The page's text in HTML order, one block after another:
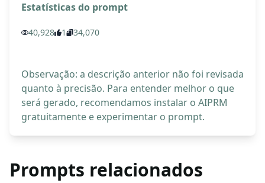
Estatísticas do prompt
40,928 1 34,070
Observação: a descrição anterior não foi revisada
quanto à precisão. Para entender melhor o que
será gerado, recomendamos instalar o AIPRM
gratuitamente e experimentar o prompt.
Prompts relacionados